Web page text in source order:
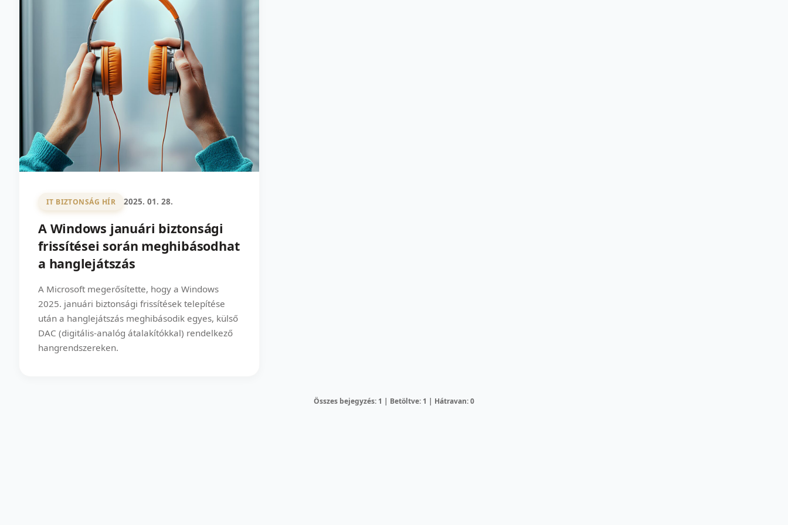
IT BIZTONSÁG HÍR 2025. 01. 28.
A Windows januári biztonsági
frissítései során meghibásodhat
a hanglejátszás
A Microsoft megerősítette, hogy a Windows
2025. januári biztonsági frissítések telepítése
után a hanglejátszás meghibásodik egyes, külső
DAC (digitális-analóg átalakítókkal) rendelkező
hangrendszereken.
Összes bejegyzés: 1 | Betöltve: 1 | Hátravan: 0